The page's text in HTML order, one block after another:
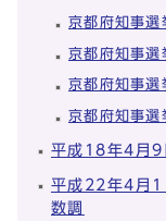
京都府知事選
京都府知事選
京都府知事
京都府知事
平成18年4月
平成22年4月
数調